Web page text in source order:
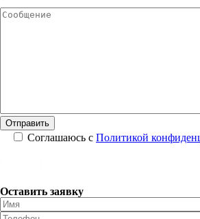
Соглашаюсь с Политикой
Оставить заявку